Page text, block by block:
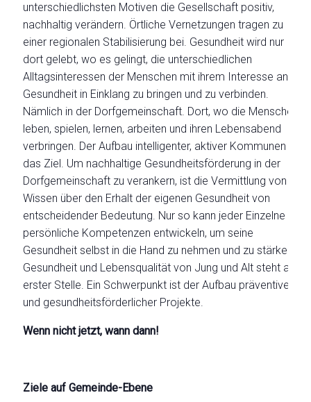
unterschiedlichsten Motiven die Gesellschaft positiv,
nachhaltig verändern. Örtliche Vernetzungen tragen zu
einer regionalen Stabilisierung bei. Gesundheit wird nur
dort gelebt, wo es gelingt, die unterschiedlichen
Alltagsinteressen der Menschen mit ihrem Interesse an
Gesundheit in Einklang zu bringen und zu verbinden.
Nämlich in der Dorfgemeinschaft. Dort, wo die Menschen
leben, spielen, lernen, arbeiten und ihren Lebensabend
verbringen. Der Aufbau intelligenter, aktiver Kommunen ist
das Ziel. Um nachhaltige Gesundheitsförderung in der
Dorfgemeinschaft zu verankern, ist die Vermittlung von
Wissen über den Erhalt der eigenen Gesundheit von
entscheidender Bedeutung. Nur so kann jeder Einzelne
persönliche Kompetenzen entwickeln, um seine
Gesundheit selbst in die Hand zu nehmen und zu stärken.
Gesundheit und Lebensqualität von Jung und Alt steht an
erster Stelle. Ein Schwerpunkt ist der Aufbau präventiver
und gesundheitsförderlicher Projekte.
Wenn nicht jetzt, wann dann!
Ziele auf Gemeinde-Ebene